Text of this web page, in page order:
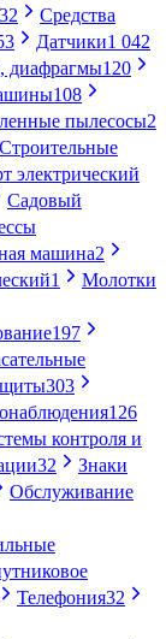
32
Средства
Датчики1 042
диафрагмы120
108
пылесосы2
Строительные
электрический
Садовый
машина2
1
Молотки
197
303
126
контроля и
32
Знаки
Обслуживание
Телефония32